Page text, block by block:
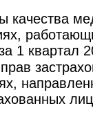
качества
1 квартал